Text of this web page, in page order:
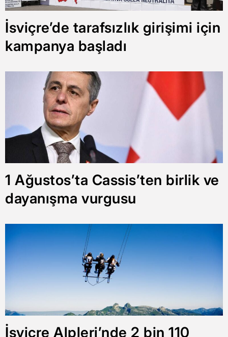
İsviçre’de tarafsızlık girişimi için
kampanya başladı
1 Ağustos’ta Cassis’ten birlik ve
dayanışma vurgusu
İsviçre Alpleri’nde 2 bin 110